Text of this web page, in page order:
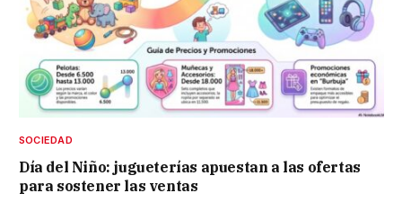
SOCIEDAD
Día del Niño: jugueterías apuestan a las ofertas
para sostener las ventas